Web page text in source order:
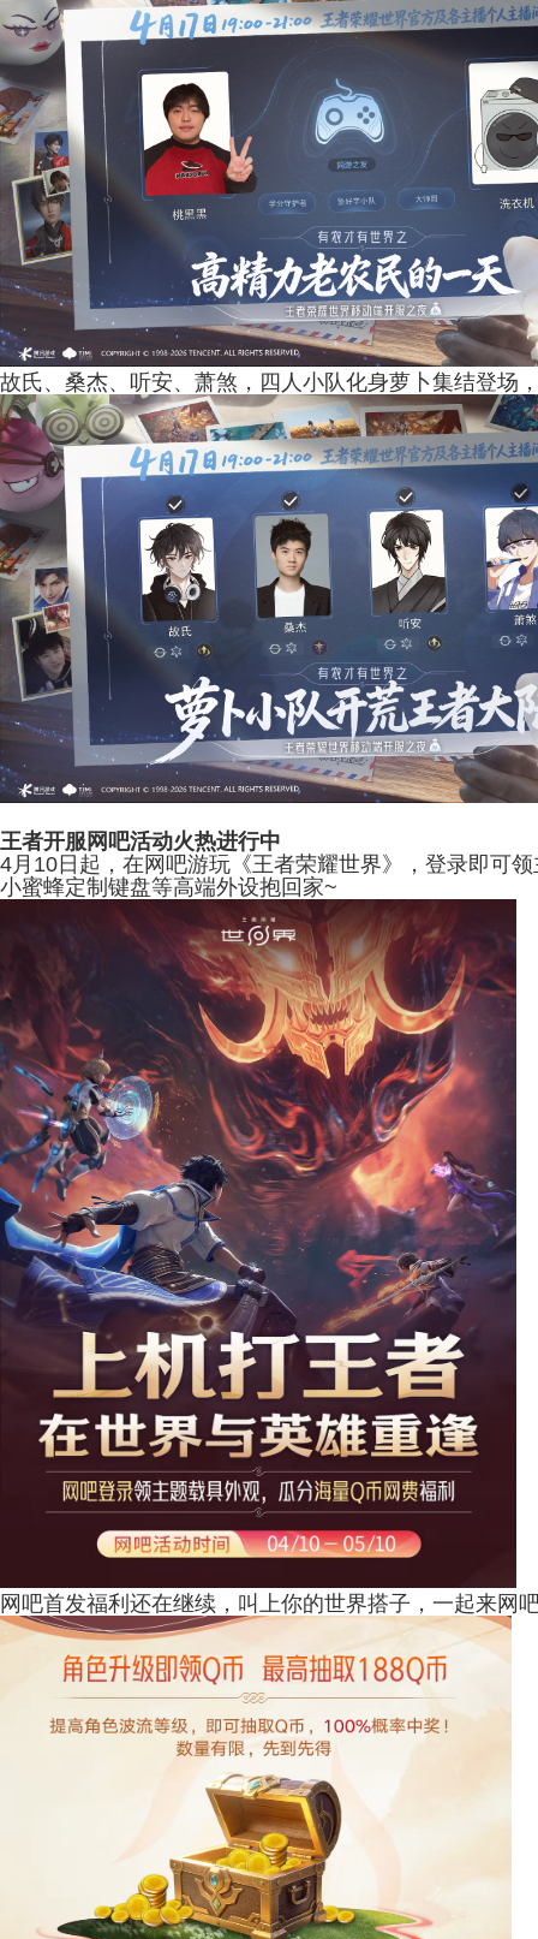
故氏、桑杰、听安、萧煞，四人小队化身萝卜集结登场
王者开服网吧活动火热进行中
4月10日起，在网吧游玩《王者荣耀世界》，登录即可
小蜜蜂定制键盘等高端外设抱回家~
网吧首发福利还在继续，叫上你的世界搭子，一起来网